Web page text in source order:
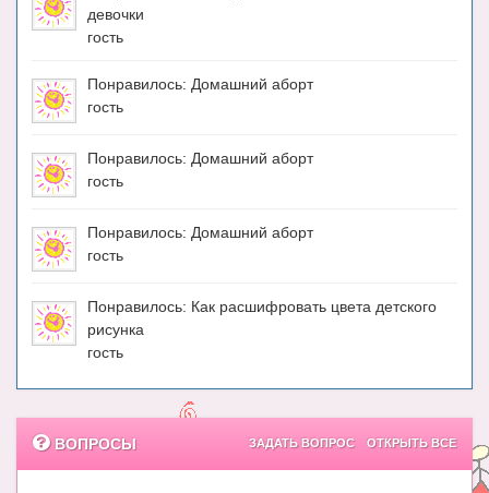
девочки
гость
Понравилось: Домашний аборт
гость
Понравилось: Домашний аборт
гость
Понравилось: Домашний аборт
гость
Понравилось: Как расшифровать цвета детского
рисунка
гость
ВОПРОСЫ ОТКРЫТЬ ВСЕ
ЗАДАТЬ ВОПРОС